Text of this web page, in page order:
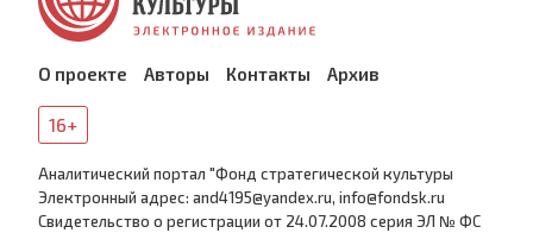
О проекте Авторы Контакты Архив
16+
Аналитический портал "Фонд стратегической культуры
Электронный адрес: and4195@yandex.ru, info@fondsk.ru
Cвидетельство о регистрации от 24.07.2008 серия ЭЛ № ФС